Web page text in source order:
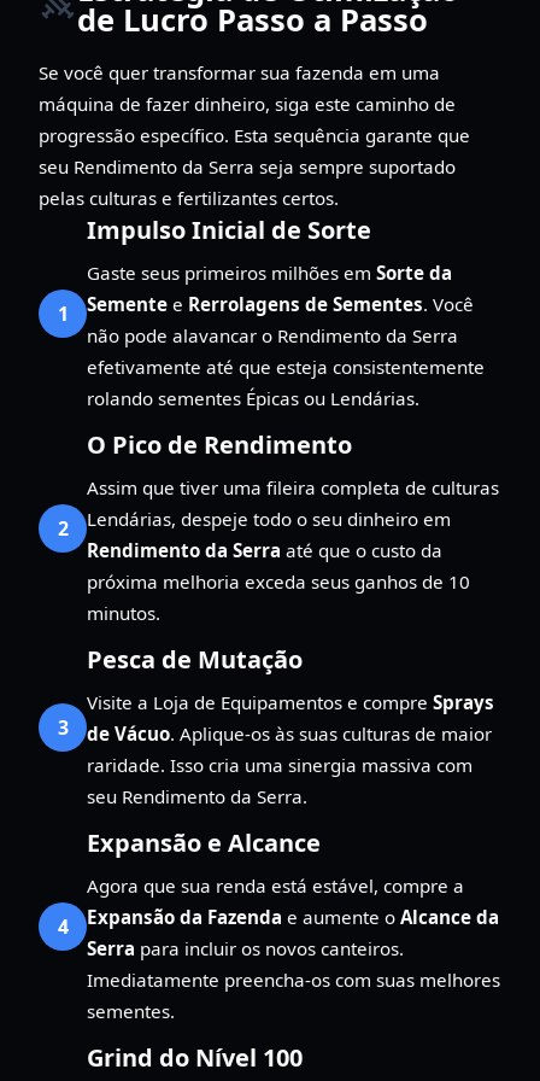
de Lucro Passo a Passo
Se você quer transformar sua fazenda em uma
máquina de fazer dinheiro, siga este caminho de
progressão específico. Esta sequência garante que
seu Rendimento da Serra seja sempre suportado
pelas culturas e fertilizantes certos.
1
Impulso Inicial de Sorte
Gaste seus primeiros milhões em Sorte da
Semente e Rerrolagens de Sementes. Você
não pode alavancar o Rendimento da Serra
efetivamente até que esteja consistentemente
rolando sementes Épicas ou Lendárias.
2
O Pico de Rendimento
Assim que tiver uma fileira completa de culturas
Lendárias, despeje todo o seu dinheiro em
Rendimento da Serra até que o custo da
próxima melhoria exceda seus ganhos de 10
minutos.
3
Pesca de Mutação
Visite a Loja de Equipamentos e compre Sprays
de Vácuo. Aplique-os às suas culturas de maior
raridade. Isso cria uma sinergia massiva com
seu Rendimento da Serra.
4
Expansão e Alcance
Agora que sua renda está estável, compre a
Expansão da Fazenda e aumente o Alcance da
Serra para incluir os novos canteiros.
Imediatamente preencha-os com suas melhores
sementes.
Grind do Nível 100